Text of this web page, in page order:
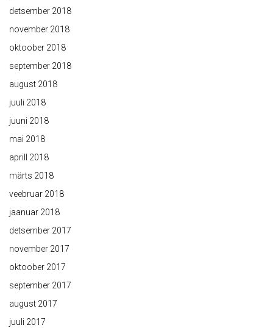
detsember 2018
november 2018
oktoober 2018
september 2018
august 2018
juuli 2018
juuni 2018
mai 2018
aprill 2018
märts 2018
veebruar 2018
jaanuar 2018
detsember 2017
november 2017
oktoober 2017
september 2017
august 2017
juuli 2017